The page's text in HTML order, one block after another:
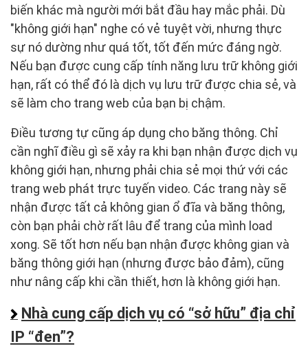
biến khác mà người mới bắt đầu hay mắc phải. Dù
"không giới hạn" nghe có vẻ tuyệt vời, nhưng thực
sự nó dường như quá tốt, tốt đến mức đáng ngờ.
Nếu bạn được cung cấp tính năng lưu trữ không giới
hạn, rất có thể đó là dịch vụ lưu trữ được chia sẻ, và
sẽ làm cho trang web của bạn bị chậm.
Điều tương tự cũng áp dụng cho băng thông. Chỉ
cần nghĩ điều gì sẽ xảy ra khi bạn nhận được dịch vụ
không giới hạn, nhưng phải chia sẻ mọi thứ với các
trang web phát trực tuyến video. Các trang này sẽ
nhận được tất cả không gian ổ đĩa và băng thông,
còn bạn phải chờ rất lâu để trang của mình load
xong. Sẽ tốt hơn nếu bạn nhận được không gian và
băng thông giới hạn (nhưng được bảo đảm), cũng
như nâng cấp khi cần thiết, hơn là không giới hạn.
Nhà cung cấp dịch vụ có “sở hữu” địa chỉ
IP “đen”?